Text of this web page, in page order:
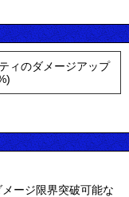
ィのダメージアップ
ージ限界突破可能な